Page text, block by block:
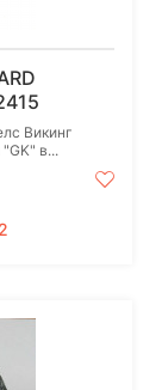
Викинг
в...